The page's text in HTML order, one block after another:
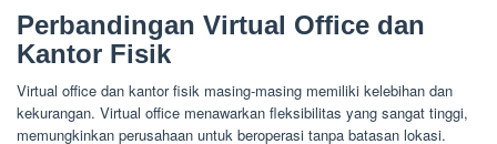
Perbandingan Virtual Office dan
Kantor Fisik
Virtual office dan kantor fisik masing-masing memiliki kelebihan dan
kekurangan. Virtual office menawarkan fleksibilitas yang sangat tinggi,
memungkinkan perusahaan untuk beroperasi tanpa batasan lokasi.